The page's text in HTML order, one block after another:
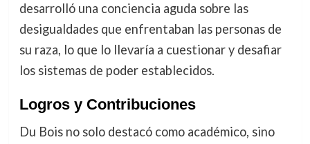
desarrolló una conciencia aguda sobre las
desigualdades que enfrentaban las personas de
su raza, lo que lo llevaría a cuestionar y desafiar
los sistemas de poder establecidos.
Logros y Contribuciones
Du Bois no solo destacó como académico, sino